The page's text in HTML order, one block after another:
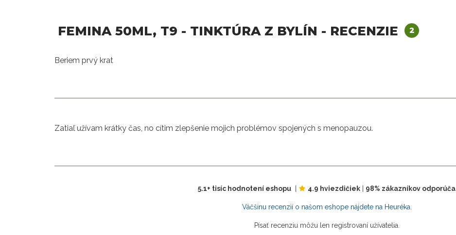
FEMINA 50ML, T9 - TINKTÚRA Z BYLÍN - RECENZIE 2
Beriem prvý krat
Zatiaľ užívam krátky čas, no cítim zlepšenie mojich problémov spojených s menopauzou.
5.1+ tisíc hodnotení eshopu 4.9 hviezdičiek 98% zákazníkov odporúča
Väčšinu recenzií o našom eshope nájdete na Heuréka.
Písať recenziu môžu len registrovaní užívatelia.